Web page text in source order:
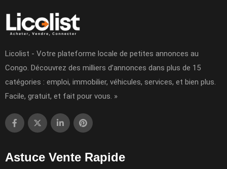
Licolist - Votre plateforme locale de petites annonces au
Congo. Découvrez des milliers d’annonces dans plus de 15
catégories : emploi, immobilier, véhicules, services, et bien plus.
Facile, gratuit, et fait pour vous. »
Astuce Vente Rapide